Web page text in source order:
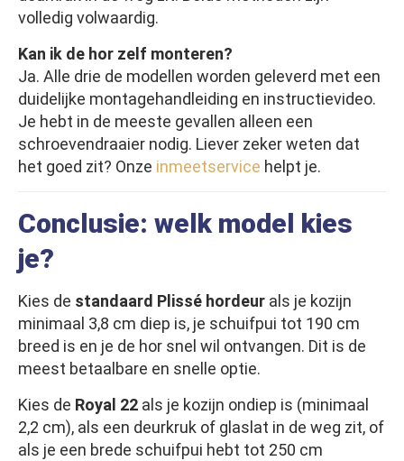
volledig volwaardig.
Kan ik de hor zelf monteren?
Ja. Alle drie de modellen worden geleverd met een
duidelijke montagehandleiding en instructievideo.
Je hebt in de meeste gevallen alleen een
schroevendraaier nodig. Liever zeker weten dat
het goed zit? Onze inmeetservice helpt je.
Conclusie: welk model kies
je?
Kies de standaard Plissé hordeur als je kozijn
minimaal 3,8 cm diep is, je schuifpui tot 190 cm
breed is en je de hor snel wil ontvangen. Dit is de
meest betaalbare en snelle optie.
Kies de Royal 22 als je kozijn ondiep is (minimaal
2,2 cm), als een deurkruk of glaslat in de weg zit, of
als je een brede schuifpui hebt tot 250 cm